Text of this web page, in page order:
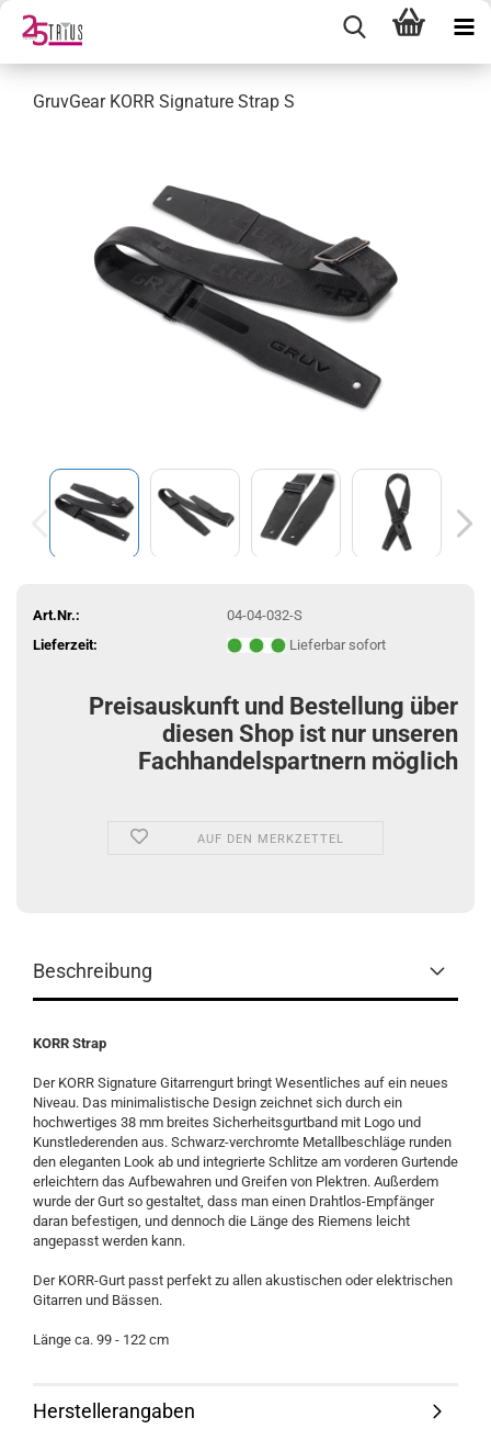
GruvGear KORR Signature Strap S
Art.Nr.:
04-04-032-S
Lieferzeit:
Lieferbar sofort
Preisauskunft und Bestellung über
diesen Shop ist nur unseren
Fachhandelspartnern möglich
AUF DEN MERKZETTEL
Beschreibung
KORR Strap
Der KORR Signature Gitarrengurt bringt Wesentliches auf ein neues
Niveau. Das minimalistische Design zeichnet sich durch ein
hochwertiges 38 mm breites Sicherheitsgurtband mit Logo und
Kunstlederenden aus. Schwarz-verchromte Metallbeschläge runden
den eleganten Look ab und integrierte Schlitze am vorderen Gurtende
erleichtern das Aufbewahren und Greifen von Plektren. Außerdem
wurde der Gurt so gestaltet, dass man einen Drahtlos-Empfänger
daran befestigen, und dennoch die Länge des Riemens leicht
angepasst werden kann.
Der KORR-Gurt passt perfekt zu allen akustischen oder elektrischen
Gitarren und Bässen.
Länge ca. 99 - 122 cm
Herstellerangaben